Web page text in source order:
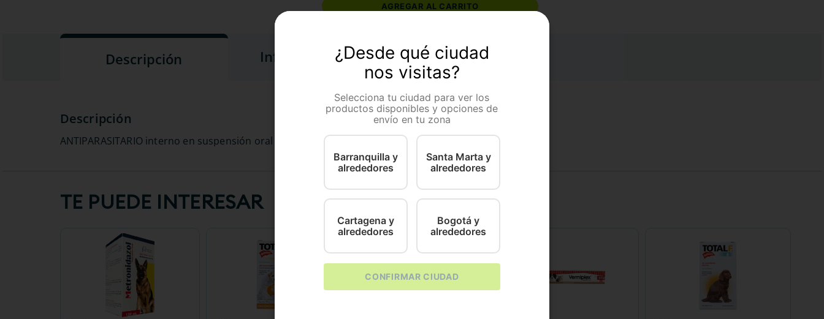
AGREGAR AL CARRITO
Descripción Información Adicional
ANTIPARASITARIO interno en suspensión oral para el control de giardias y coccidias
TE PUEDE INTERESAR
¿Desde qué ciudad
nos visitas?
Selecciona tu ciudad para ver los
productos disponibles y opciones de
envío en tu zona
Barranquilla y
alrededores
Santa Marta y
alrededores
Cartagena y
alrededores
Bogotá y
alrededores
CONFIRMAR CIUDAD